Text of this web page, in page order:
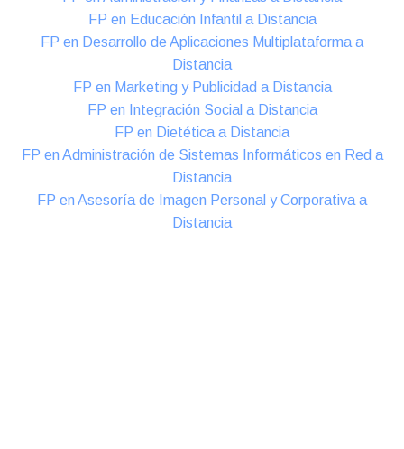
FP en Educación Infantil a Distancia
FP en Desarrollo de Aplicaciones Multiplataforma a
Distancia
FP en Marketing y Publicidad a Distancia
FP en Integración Social a Distancia
FP en Dietética a Distancia
FP en Administración de Sistemas Informáticos en Red a
Distancia
FP en Asesoría de Imagen Personal y Corporativa a
Distancia